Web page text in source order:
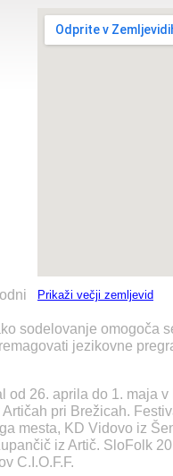
Prikaži večji zemljevid
sodelovanje omogoča
jezikovne
od 26. aprila do 1. maja
pri Brežicah.
mesta, KD Vidovo iz
iz Artič. SloFolk
C.I.O.F.F.